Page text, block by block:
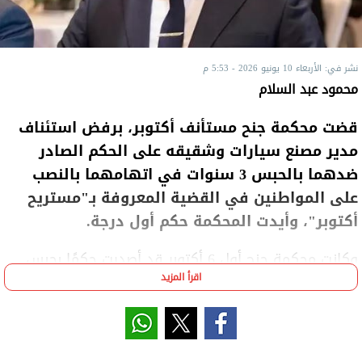
نشر في: الأربعاء 10 يونيو 2026 - 5:53 م
محمود عبد السلام
قضت محكمة جنح مستأنف أكتوبر، برفض استئناف
مدير مصنع سيارات وشقيقه على الحكم الصادر
ضدهما بالحبس 3 سنوات في اتهامهما بالنصب
على المواطنين في القضية المعروفة بـ"مستريح
أكتوبر"، وأيدت المحكمة حكم أول درجة.
وكانت محكمة جنح أول 6 أكتوبر قد أصدرت حكمًا بحبس
المتهمين، بعدما كشفت التحقيقات تورطهما في إيهام
المواطنين بوجود مشروع لتوريد سيارات نقل جديدة
بأسعار أقل من القيمة السوقية.
اقرأ المزيد